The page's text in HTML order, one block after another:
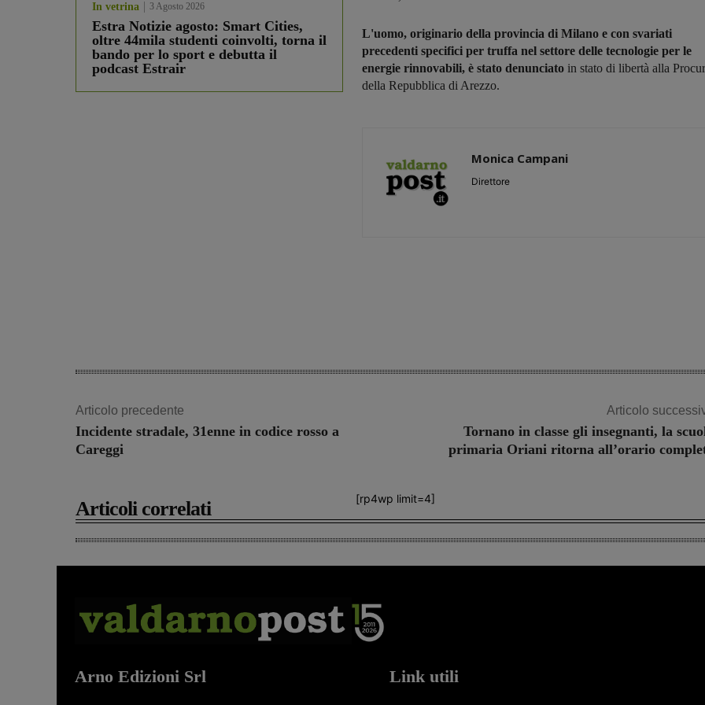
In vetrina 3 Agosto 2026
Estra Notizie agosto: Smart Cities,
oltre 44mila studenti coinvolti, torna il
bando per lo sport e debutta il
podcast Estrair
L'uomo, originario della provincia di Milano e con svariati
precedenti specifici per truffa nel settore delle tecnologie per le
energie rinnovabili, è stato denunciato in stato di libertà alla
della Repubblica di Arezzo.
Monica Campani
Direttore
Articolo precedente
Incidente stradale, 31enne in codice rosso a
Careggi
Articolo
Tornano in classe gli insegnanti, la
primaria Oriani ritorna all’orario
[rp4wp limit=4]
Articoli correlati
Arno Edizioni Srl Link utili